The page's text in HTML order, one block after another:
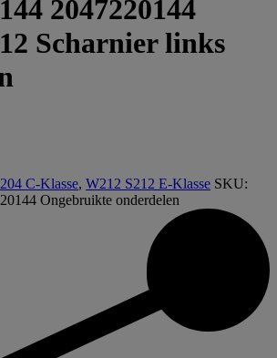
2047220144
Scharnier links
C-Klasse, W212 S212 E-Klasse SKU:
Ongebruikte onderdelen